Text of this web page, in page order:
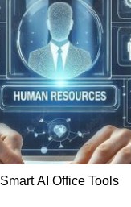
Smart AI Office Tools